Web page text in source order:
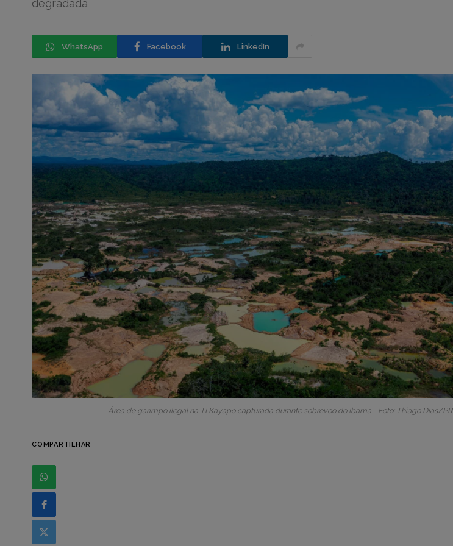
degradada
WhatsApp Facebook LinkedIn
Área de garimpo ilegal na TI Kayapo capturada durante sobrevoo do Ibama - Foto: Thiago Dias/PR
COMPARTILHAR